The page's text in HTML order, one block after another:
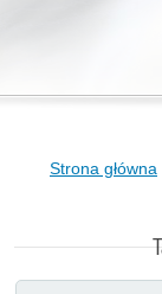
Strona główna